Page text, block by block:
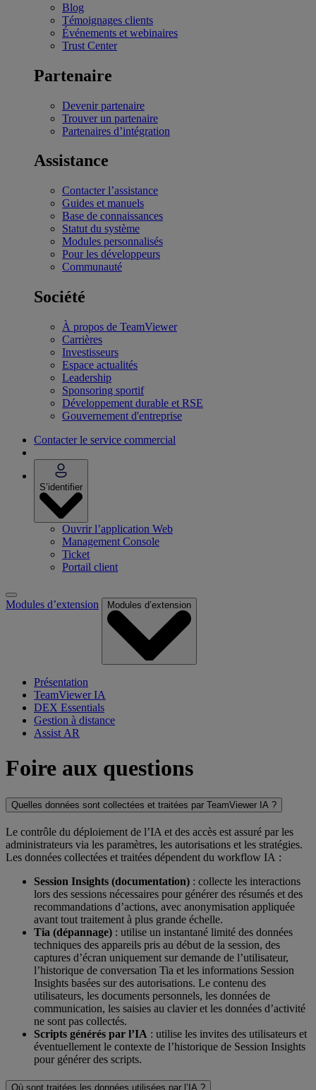
Blog
Témoignages clients
Événements et webinaires
Trust Center
Partenaire
Devenir partenaire
Trouver un partenaire
Partenaires d’intégration
Assistance
Contacter l’assistance
Guides et manuels
Base de connaissances
Statut du système
Modules personnalisés
Pour les développeurs
Communauté
Société
À propos de TeamViewer
Carrières
Investisseurs
Espace actualités
Leadership
Sponsoring sportif
Développement durable et RSE
Gouvernement d'entreprise
Contacter le service commercial
S’identifier
Ouvrir l’application Web
Management Console
Ticket
Portail client
Modules d’extension Modules d’extension
Présentation
TeamViewer IA
DEX Essentials
Gestion à distance
Assist AR
Foire aux questions
Quelles données sont collectées et traitées par TeamViewer IA ?
Le contrôle du déploiement de l’IA et des accès est assuré par les
administrateurs via les paramètres, les autorisations et les stratégies.
Les données collectées et traitées dépendent du workflow IA :
Session Insights (documentation) : collecte les interactions
lors des sessions nécessaires pour générer des résumés et des
recommandations d’actions, avec anonymisation appliquée
avant tout traitement à plus grande échelle.
Tia (dépannage) : utilise un instantané limité des données
techniques des appareils pris au début de la session, des
captures d’écran uniquement sur demande de l’utilisateur,
l’historique de conversation Tia et les informations Session
Insights basées sur des autorisations. Le contenu des
utilisateurs, les documents personnels, les données de
communication, les saisies au clavier et les données d’activité
ne sont pas collectés.
Scripts générés par l’IA : utilise les invites des utilisateurs et
éventuellement le contexte de l’historique de Session Insights
pour générer des scripts.
Où sont traitées les données utilisées par l’IA ?